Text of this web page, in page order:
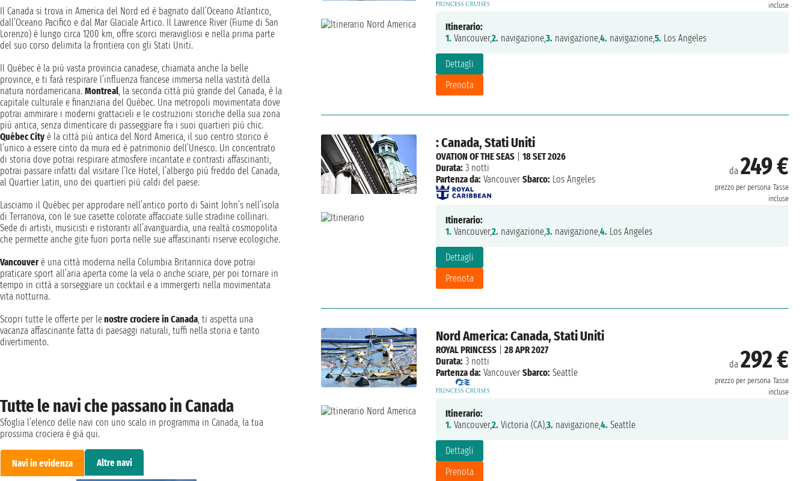
incluse
Dettagli
Prenota
Itinerario:
1. Vancouver,2. navigazione,3. navigazione,4. navigazione,5. Los Angeles
: Canada, Stati Uniti
da 249 €
prezzo per persona Tasse
incluse
Dettagli
Prenota
OVATION OF THE SEAS| 18 SET 2026
Durata: 3 notti
Partenza da: Vancouver Sbarco: Los Angeles
Itinerario:
1. Vancouver,2. navigazione,3. navigazione,4. Los Angeles
Nord America: Canada, Stati Uniti
da 292 €
prezzo per persona Tasse
incluse
Dettagli
Prenota
ROYAL PRINCESS| 28 APR 2027
Durata: 3 notti
Partenza da: Vancouver Sbarco: Seattle
Itinerario:
1. Vancouver,2. Victoria (CA),3. navigazione,4. Seattle
Il Canada si trova in America del Nord ed è bagnato dall’Oceano Atlantico,
dall’Oceano Pacifico e dal Mar Glaciale Artico. Il Lawrence River (Fiume di San
Lorenzo) è lungo circa 1200 km, offre scorci meravigliosi e nella prima parte
del suo corso delimita la frontiera con gli Stati Uniti.
Il Québec è la più vasta provincia canadese, chiamata anche la belle
province, e ti farà respirare l’influenza francese immersa nella vastità della
natura nordamericana. Montreal , la seconda città più grande del Canada, è la
capitale culturale e finanziaria del Québec. Una metropoli movimentata dove
potrai ammirare i moderni grattacieli e le costruzioni storiche della sua zona
più antica, senza dimenticare di passeggiare fra i suoi quartieri più chic.
Québec City è la città più antica del Nord America, il suo centro storico è
l’unico a essere cinto da mura ed è patrimonio dell’Unesco. Un concentrato
di storia dove potrai respirare atmosfere incantate e contrasti affascinanti,
potrai passare infatti dal visitare l’Ice Hotel, l’albergo più freddo del Canada,
al Quartier Latin, uno dei quartieri più caldi del paese.
Lasciamo il Québec per approdare nell’antico porto di Saint John’s nell’isola
di Terranova, con le sue casette colorate affacciate sulle stradine collinari.
Sede di artisti, musicisti e ristoranti all’avanguardia, una realtà cosmopolita
che permette anche gite fuori porta nelle sue affascinanti riserve ecologiche.
Vancouverè una città moderna nella Columbia Britannica dove potrai
praticare sport all’aria aperta come la vela o anche sciare, per poi tornare in
tempo in città a sorseggiare un cocktail e a immergerti nella movimentata
vita notturna.
Scopri tutte le offerte per lenostre crociere in Canada , ti aspetta una
vacanza affascinante fatta di paesaggi naturali, tuffi nella storia e tanto
divertimento.
Tutte le navi che passano in Canada
Sfoglia l’elenco delle navi con uno scalo in programma in Canada, la tua
prossima crociera è già qui.
Navi in evidenza Altre navi